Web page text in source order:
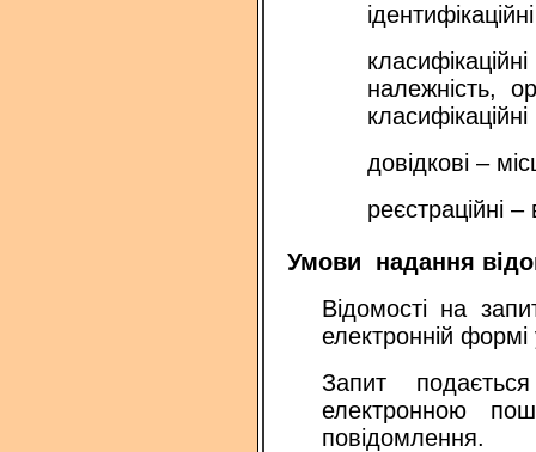
належність,
довідкові –
реєстраційні
Умови надання
Відомості на
електронній
Запит
електронною
повідомлення.